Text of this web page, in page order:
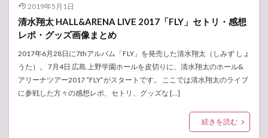
2019年5月1日
清水翔太 HALL&ARENA LIVE 2017「FLY」セトリ・感想
レポ・グッズ画像まとめ
2017年6月28日に7thアルバム「FLY」を発売した清水翔太（しみず しょ
うた）。 7月4日 広島 上野学園ホールを皮切りに、清水翔太のホール&
アリーナツアー2017 “FLY”がスタートです。 ここでは清水翔太のライブ
に参戦した方々の感想レポ、セトリ、グッズな […]
続きを読む